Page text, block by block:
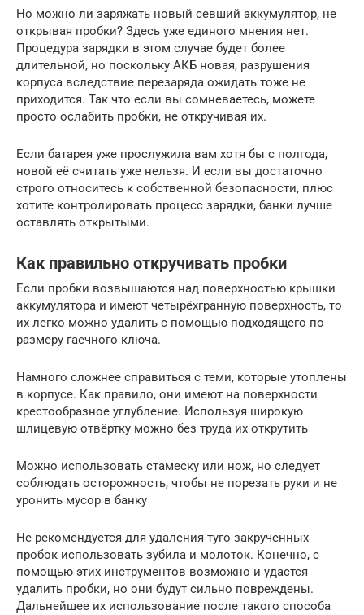
Но можно ли заряжать новый севший аккумулятор, не
открывая пробки? Здесь уже единого мнения нет.
Процедура зарядки в этом случае будет более
длительной, но поскольку АКБ новая, разрушения
корпуса вследствие перезаряда ожидать тоже не
приходится. Так что если вы сомневаетесь, можете
просто ослабить пробки, не откручивая их.
Если батарея уже прослужила вам хотя бы с полгода,
новой её считать уже нельзя. И если вы достаточно
строго относитесь к собственной безопасности, плюс
хотите контролировать процесс зарядки, банки лучше
оставлять открытыми.
Как правильно откручивать пробки
Если пробки возвышаются над поверхностью крышки
аккумулятора и имеют четырёхгранную поверхность, то
их легко можно удалить с помощью подходящего по
размеру гаечного ключа.
Намного сложнее справиться с теми, которые утоплены
в корпусе. Как правило, они имеют на поверхности
крестообразное углубление. Используя широкую
шлицевую отвёртку можно без труда их открутить
Можно использовать стамеску или нож, но следует
соблюдать осторожность, чтобы не порезать руки и не
уронить мусор в банку
Не рекомендуется для удаления туго закрученных
пробок использовать зубила и молоток. Конечно, с
помощью этих инструментов возможно и удастся
удалить пробки, но они будут сильно повреждены.
Дальнейшее их использование после такого способа